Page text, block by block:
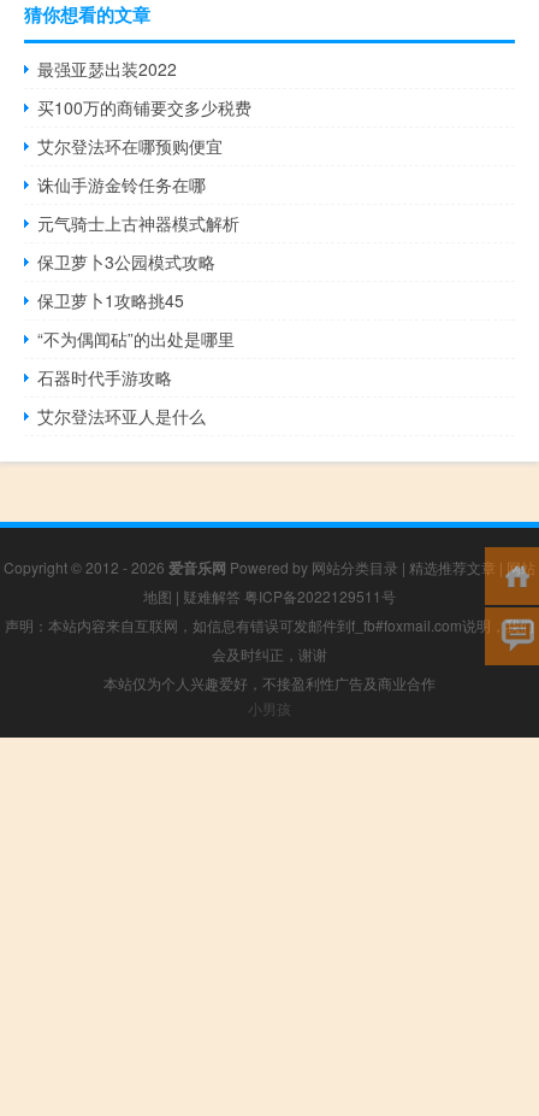
猜你想看的文章
最强亚瑟出装2022
买100万的商铺要交多少税费
艾尔登法环在哪预购便宜
诛仙手游金铃任务在哪
元气骑士上古神器模式解析
保卫萝卜3公园模式攻略
保卫萝卜1攻略挑45
“不为偶闻砧”的出处是哪里
石器时代手游攻略
艾尔登法环亚人是什么
Copyright © 2012 - 2026 爱音乐网 Powered by 网站分类目录 | 精选推荐文章 | 网站
地图 | 疑难解答 粤ICP备2022129511号
声明：本站内容来自互联网，如信息有错误可发邮件到f_fb#foxmail.com说明，我们
会及时纠正，谢谢
本站仅为个人兴趣爱好，不接盈利性广告及商业合作
小男孩